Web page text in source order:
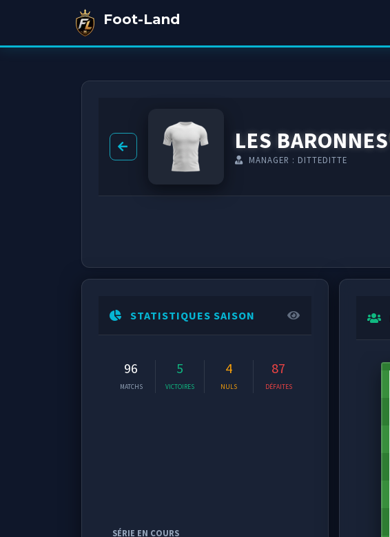
Foot-Land
LES BARONNES
MANAGER : DITTEDITTE
STATISTIQUES SAISON
96
MATCHS
5
VICTOIRES
4
NULS
87
DÉFAITES
SÉRIE EN COURS